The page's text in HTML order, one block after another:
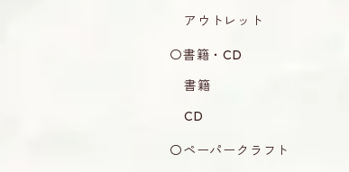
アウトレット
〇書籍・CD
書籍
CD
〇ペーパークラフト